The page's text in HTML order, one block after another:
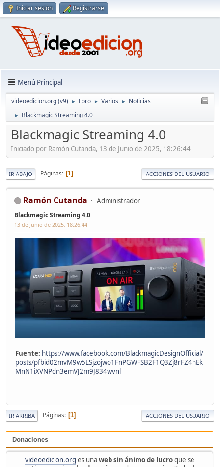
Iniciar sesión Registrarse
Menú Principal
videoedicion.org (v9) ► Foro ► Varios ► Noticias
► Blackmagic Streaming 4.0
Donaciones
videoedicion.org es unaweb sin ánimo de lucroque se
Blackmagic Streaming 4.0
Iniciado por Ramón Cutanda, 13 de Junio de 2025, 18:26:44
IR ABAJO Páginas 1 ACCIONES DEL USUARIO
Ramón Cutanda Administrador
Blackmagic Streaming 4.0
13 de Junio de 2025, 18:26:44
Fuente: https://www.facebook.com/BlackmagicDesignOfficial/
posts/pfbid02mvM9w5LSjzojwo1FnPGWFSB2F1Q3Zj8rFZ4hEk
MnN1iXVNPdn3emVJ2m9J834wvnl
IR ARRIBA Páginas 1 ACCIONES DEL USUARIO